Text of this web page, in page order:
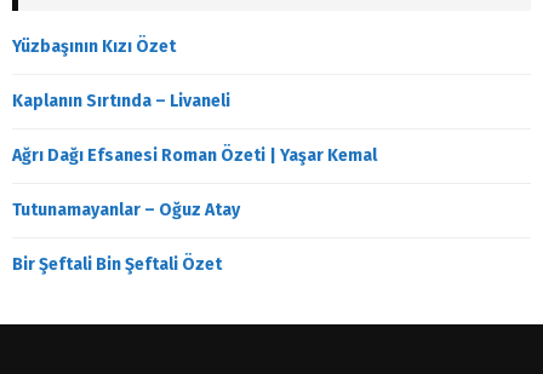
Yüzbaşının Kızı Özet
Kaplanın Sırtında – Livaneli
Ağrı Dağı Efsanesi Roman Özeti | Yaşar Kemal
Tutunamayanlar – Oğuz Atay
Bir Şeftali Bin Şeftali Özet